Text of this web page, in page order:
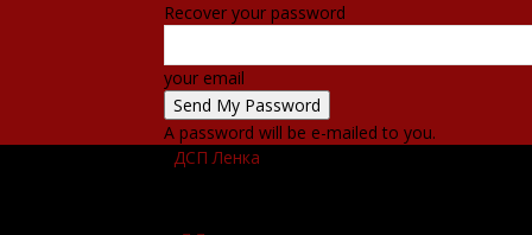
Recover your password
your email
A password will be e-mailed to you.
ДСП Ленка